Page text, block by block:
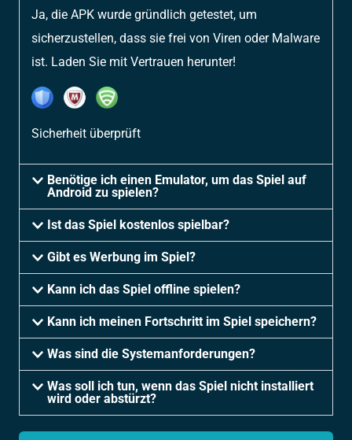
Ja, die APK wurde gründlich getestet, um
sicherzustellen, dass sie frei von Viren oder Malware
ist. Laden Sie mit Vertrauen herunter!
Sicherheit überprüft
Benötige ich einen Emulator, um das Spiel auf
Android zu spielen?
Ist das Spiel kostenlos spielbar?
Gibt es Werbung im Spiel?
Kann ich das Spiel offline spielen?
Kann ich meinen Fortschritt im Spiel speichern?
Was sind die Systemanforderungen?
Was soll ich tun, wenn das Spiel nicht installiert
wird oder abstürzt?